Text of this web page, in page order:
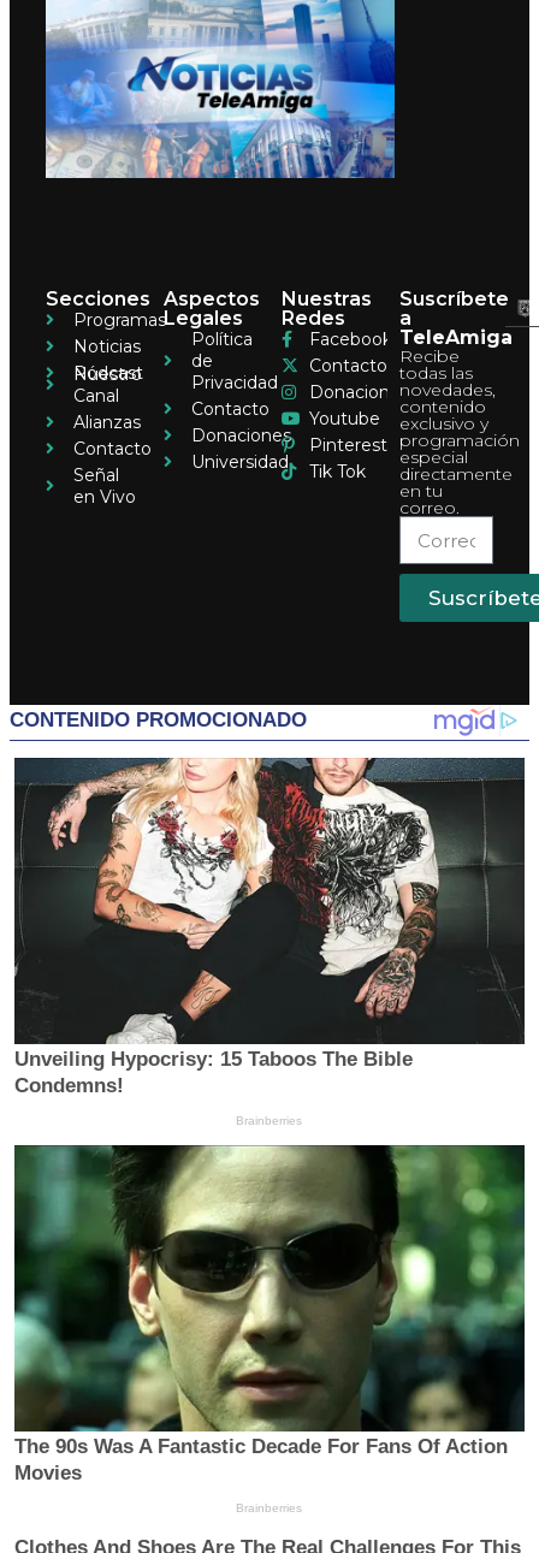
Secciones
Programas
Noticias
Pódcast
Nuestro
Canal
Alianzas
Contacto
Señal
en Vivo
Aspectos
Legales
Política
de
Privacidad
Contacto
Donaciones
Universidad
Nuestras
Redes
Facebook
Contacto
Donaciones
Youtube
Pinterest
Tik Tok
Suscríbete
a
TeleAmiga
Recibe
todas las
novedades,
contenido
exclusivo y
programación
especial
directamente
en tu
correo.